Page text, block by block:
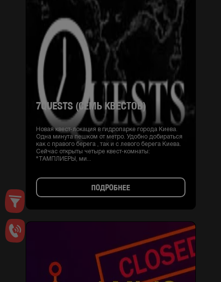
7QUESTS (СЕМЬ КВЕСТОВ)
Новая квест-локация в гидропарке города Киева.
Одна минута пешком от метро. Удобно добираться
как с правого берега , так и с левого берега Киева.
Сейчас открыты четыре квест-комнаты:
"ТАМПЛИЕРЫ, ми...
ПОДРОБНЕЕ